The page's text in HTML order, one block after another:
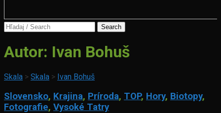
Search
Autor: Ivan Bohuš
Skala > Skala > Ivan Bohuš
Slovensko, Krajina, Príroda, TOP, Hory, Biotopy,
Fotografie, Vysoké Tatry